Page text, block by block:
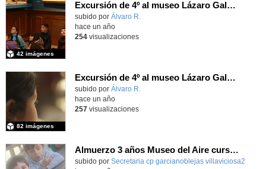
Excursión de 4º al museo Lázaro Galdiano
Contenido educativo.
subido por Álvaro R.
42 imágenes
hace un año
254visualizaciones
Excursión de 4º al museo Lázaro Galdiano
Contenido educativo.
subido por Álvaro R.
82 imágenes
hace un año
257visualizaciones
Almuerzo 3 años Museo del Aire curso 2024+25
subido por Secretaria cp garcianoblejas villaviciosa2